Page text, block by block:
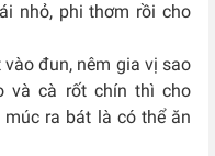
nhỏ, phi thơm rồi cho
đun, nêm gia vị sao
và cà rốt chín thì cho
ra bát là có thể ăn